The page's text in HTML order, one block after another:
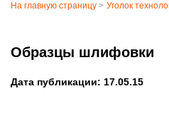
На главную страницу > Уголок
Образцы шлифовки
Дата публикации: 17.05.15